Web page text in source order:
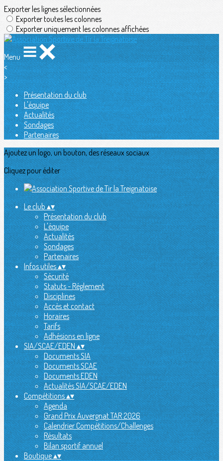
Exporter les lignes sélectionnées
Exporter toutes les colonnes
Exporter uniquement les colonnes affichées
Menu
<
>
Présentation du club
L'équipe
Actualités
Sondages
Partenaires
Ajoutez un logo, un bouton, des réseaux sociaux
Cliquez pour éditer
Le club▴▾
Présentation du club
L'équipe
Actualités
Sondages
Partenaires
Infos utiles▴▾
Sécurité
Statuts - Réglement
Disciplines
Accès et contact
Horaires
Tarifs
Adhésions en ligne
SIA/SCAE/EDEN▴▾
Documents SIA
Documents SCAE
Documents EDEN
Actualités SIA/SCAE/EDEN
Compétitions▴▾
Agenda
Grand Prix Auvergnat TAR 2026
Calendrier Compétitions/Challenges
Résultats
Bilan sportif annuel
Boutique▴▾